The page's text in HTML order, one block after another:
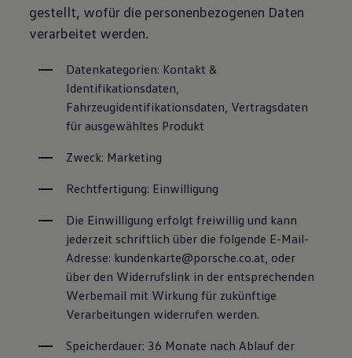
gestellt, wofür die personenbezogenen Daten
verarbeitet werden.
Datenkategorien: Kontakt &
Identifikationsdaten,
Fahrzeugidentifikationsdaten, Vertragsdaten
für ausgewähltes Produkt
Zweck: Marketing
Rechtfertigung: Einwilligung
Die Einwilligung erfolgt freiwillig und kann
jederzeit schriftlich über die folgende E-Mail-
Adresse: kundenkarte@porsche.co.at, oder
über den Widerrufslink in der entsprechenden
Werbemail mit Wirkung für zukünftige
Verarbeitungen widerrufen werden.
Speicherdauer: 36 Monate nach Ablauf der